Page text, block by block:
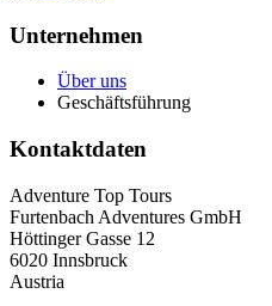
Unternehmen
Über uns
Geschäftsführung
Kontaktdaten
Adventure Top Tours
Furtenbach Adventures GmbH
Höttinger Gasse 12
6020 Innsbruck
Austria